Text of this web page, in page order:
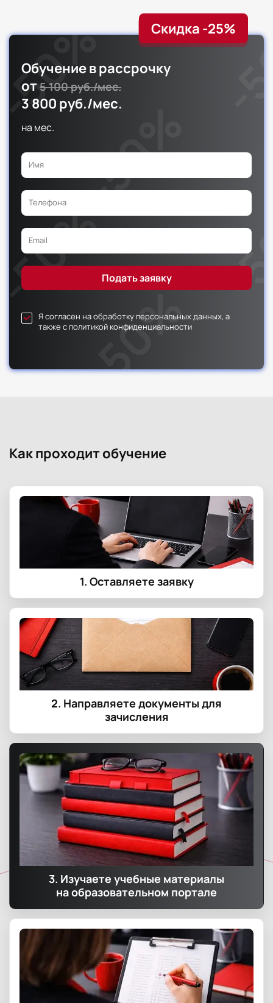
Форма промежуточной
Скидка -25%
Обучение в рассрочку
от5 100 руб./мес.
3 800 руб./мес.
на мес.
Я согласен на обработку персональных данных, а
также с политикой конфиденциальности
Как проходит обучение
1. Оставляете заявку
2. Направляете документы для
зачисления
3. Изучаете учебные материалы
на образовательном портале